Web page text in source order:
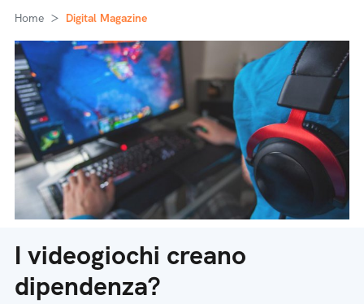
Home Digital Magazine
I videogiochi creano
dipendenza?